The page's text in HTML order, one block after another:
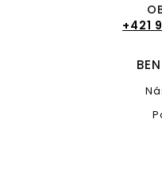
+421